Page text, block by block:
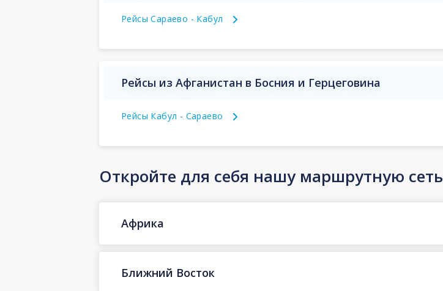
Рейсы Сараево - Кабул
Рейсы из Афганистан в Босния и Герцеговина
Рейсы Кабул - Сараево
Откройте для себя нашу маршрутную сеть
Африка
Ближний Восток